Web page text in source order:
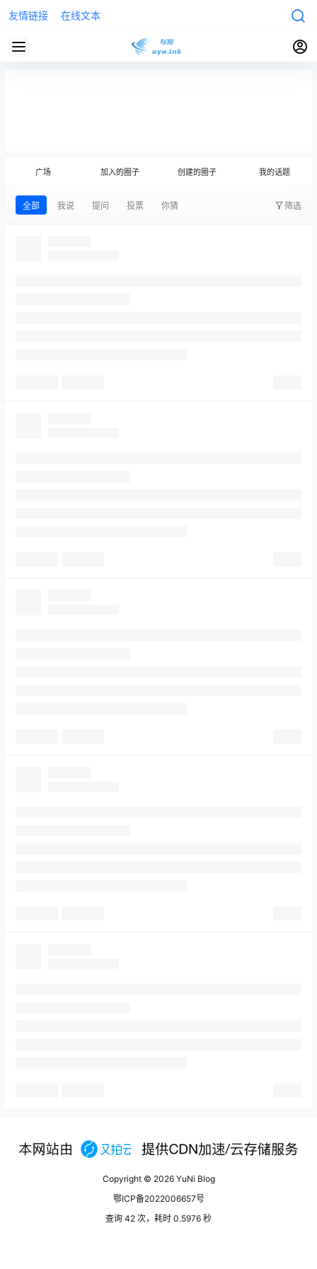
友情链接 在线文本
广场 加入的圈子 创建的圈子 我的话题
全部 我说 提问 投票 你猜 筛选
Copyright © 2026YuNi Blog
鄂ICP备2022006657号
查询 42 次，耗时 0.5976 秒